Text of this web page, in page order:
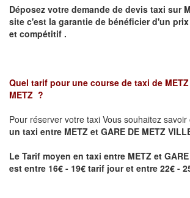
Déposez votre demande de devis taxi sur
site c'est la garantie de bénéficier d'un
et compétitif .
Quel tarif pour une course de taxi de
METZ ?
Pour réserver votre taxi Vous souhaitez savoir
un taxi entre METZ et GARE DE METZ
Le Tarif moyen en taxi entre METZ et
est entre 16€ - 19€ tarif jour et entre 22€ -